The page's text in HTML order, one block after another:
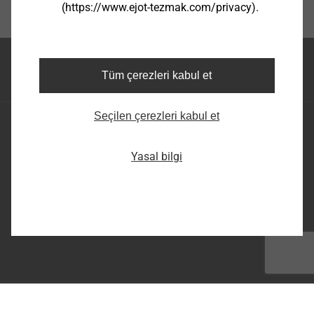
EJOT TEZMAK Bağlantı Elemanları Teknolojileri
Küçükköy / İstanbul TR-34250
(https://www.ejot-tezmak.com/privacy).
Tüm çerezleri kabul et
Seçilen çerezleri kabul et
Yasal bilgi